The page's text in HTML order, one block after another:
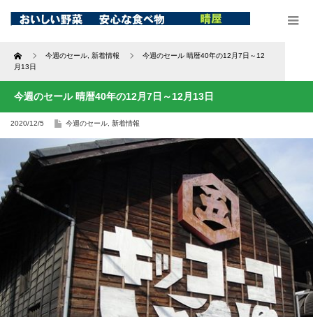
Home 今週のセール 新着情報
今週のセール 晴暦40年の12月7日～12
月13日
今週のセール 晴暦40年の12月7日～12月13日
2020/12/5 今週のセール 新着情報